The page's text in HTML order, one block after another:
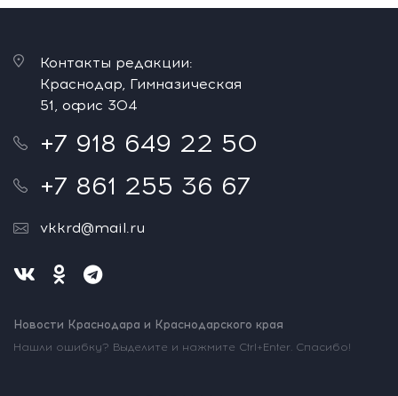
Контакты редакции:
Краснодар, Гимназическая
51, офис 304
+7 918 649 22 50
+7 861 255 36 67
vkkrd@mail.ru
Новости Краснодара и Краснодарского края
Нашли ошибку? Выделите и нажмите Ctrl+Enter. Спасибо!